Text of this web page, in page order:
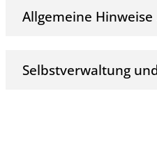
Allgemeine
Selbstverwaltung